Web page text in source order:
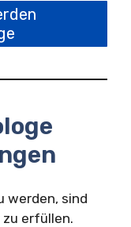
werden, sind
erfüllen.